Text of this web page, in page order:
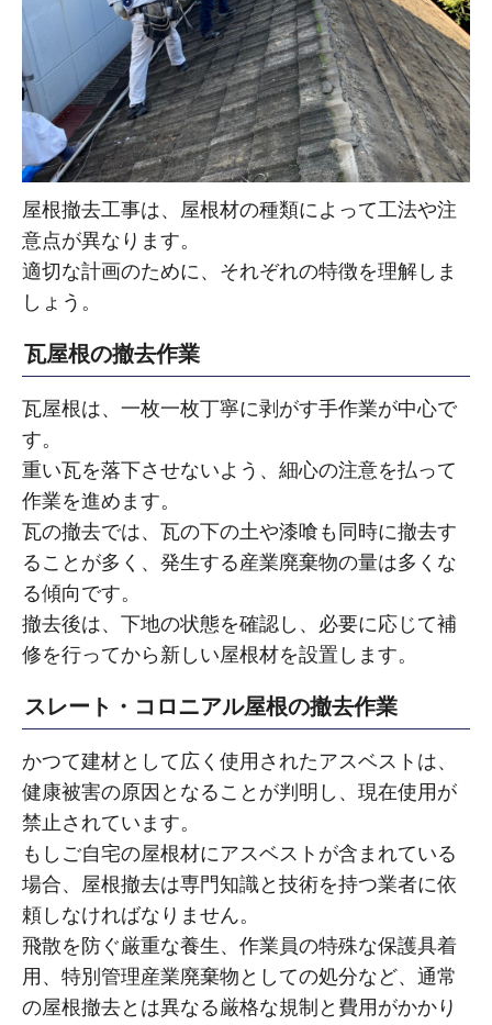
屋根撤去工事は、屋根材の種類によって工法や注
意点が異なります。
適切な計画のために、それぞれの特徴を理解しま
しょう。
瓦屋根の撤去作業
瓦屋根は、一枚一枚丁寧に剥がす手作業が中心で
す。
重い瓦を落下させないよう、細心の注意を払って
作業を進めます。
瓦の撤去では、瓦の下の土や漆喰も同時に撤去す
ることが多く、発生する産業廃棄物の量は多くな
る傾向です。
撤去後は、下地の状態を確認し、必要に応じて補
修を行ってから新しい屋根材を設置します。
スレート・コロニアル屋根の撤去作業
かつて建材として広く使用されたアスベストは、
健康被害の原因となることが判明し、現在使用が
禁止されています。
もしご自宅の屋根材にアスベストが含まれている
場合、屋根撤去は専門知識と技術を持つ業者に依
頼しなければなりません。
飛散を防ぐ厳重な養生、作業員の特殊な保護具着
用、特別管理産業廃棄物としての処分など、通常
の屋根撤去とは異なる厳格な規制と費用がかかり